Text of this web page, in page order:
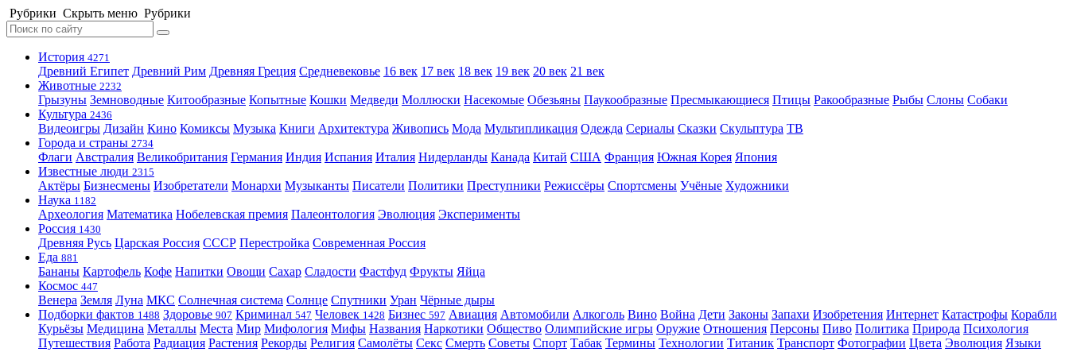
Рубрики Скрыть меню Рубрики
История 4271
Древний Египет Древний Рим Древняя Греция Средневековье 16 век 17 век 18 век 19 век 20 век 21 век
Животные 2232
Грызуны Земноводные Китообразные Копытные Кошки Медведи Моллюски Насекомые Обезьяны Паукообразные Пресмыкающиеся Птицы Ракообразные Рыбы Слоны Собаки
Культура 2436
Видеоигры Дизайн Кино Комиксы Музыка Книги Архитектура Живопись Мода Мультипликация Одежда Сериалы Сказки Скульптура ТВ
Города и страны 2734
Флаги Австралия Великобритания Германия Индия Испания Италия Нидерланды Канада Китай США Франция Южная Корея Япония
Известные люди 2315
Актёры Бизнесмены Изобретатели Монархи Музыканты Писатели Политики Преступники Режиссёры Спортсмены Учёные Художники
Наука 1182
Археология Математика Нобелевская премия Палеонтология Эволюция Эксперименты
Россия 1430
Древняя Русь Царская Россия СССР Перестройка Современная Россия
Еда 881
Бананы Картофель Кофе Напитки Овощи Сахар Сладости Фастфуд Фрукты Яйца
Космос 447
Венера Земля Луна МКС Солнечная система Солнце Спутники Уран Чёрные дыры
Подборки фактов 1488 Здоровье 907 Криминал 547 Человек 1428 Бизнес 597 Авиация Автомобили Алкоголь Вино Война Дети Законы Запахи Изобретения Интернет Катастрофы Корабли
Курьёзы Медицина Металлы Места Мир Мифология Мифы Названия Наркотики Общество Олимпийские игры Оружие Отношения Персоны Пиво Политика Природа Психология
Путешествия Работа Радиация Растения Рекорды Религия Самолёты Секс Смерть Советы Спорт Табак Термины Технологии Титаник Транспорт Фотографии Цвета Эволюция Языки